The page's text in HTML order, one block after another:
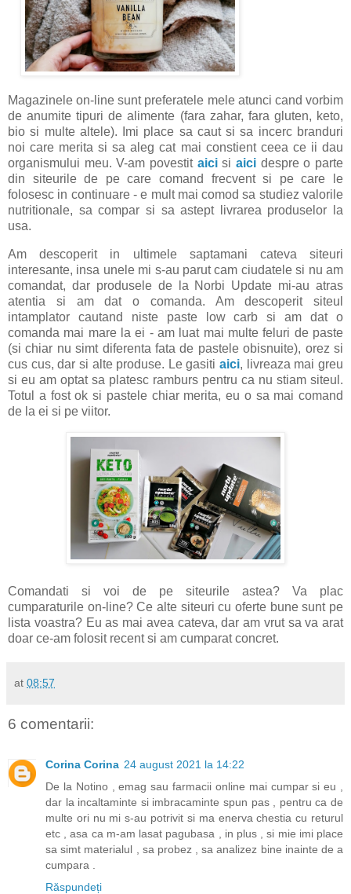
Magazinele on-line sunt preferatele mele atunci cand vorbim
de anumite tipuri de alimente (fara zahar, fara gluten, keto,
bio si multe altele). Imi place sa caut si sa incerc branduri
noi care merita si sa aleg cat mai constient ceea ce ii dau
organismului meu. V-am povestit aicisiaici despre o parte
din siteurile de pe care comand frecvent si pe care le
folosesc in continuare - e mult mai comod sa studiez valorile
nutritionale, sa compar si sa astept livrarea produselor la
usa.
Am descoperit in ultimele saptamani cateva siteuri
interesante, insa unele mi s-au parut cam ciudatele si nu am
comandat, dar produsele de la Norbi Update mi-au atras
atentia si am dat o comanda. Am descoperit siteul
intamplator cautand niste paste low carb si am dat o
comanda mai mare la ei - am luat mai multe feluri de paste
(si chiar nu simt diferenta fata de pastele obisnuite), orez si
cus cus, dar si alte produse. Le gasitiaici, livreaza mai greu
si eu am optat sa platesc ramburs pentru ca nu stiam siteul.
Totul a fost ok si pastele chiar merita, eu o sa mai comand
de la ei si pe viitor.
Comandati si voi de pe siteurile astea? Va plac
cumparaturile on-line? Ce alte siteuri cu oferte bune sunt pe
lista voastra? Eu as mai avea cateva, dar am vrut sa va arat
doar ce-am folosit recent si am cumparat concret.
at 08:57
6 comentarii:
Corina Corina 24 august 2021 la 14:22
De la Notino , emag sau farmacii online mai cumpar si eu ,
dar la incaltaminte si imbracaminte spun pas , pentru ca de
multe ori nu mi s-au potrivit si ma enerva chestia cu returul
etc , asa ca m-am lasat pagubasa , in plus , si mie imi place
sa simt materialul , sa probez , sa analizez bine inainte de a
cumpara .
Răspundeți